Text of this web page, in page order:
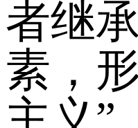
者继
素，
主义”